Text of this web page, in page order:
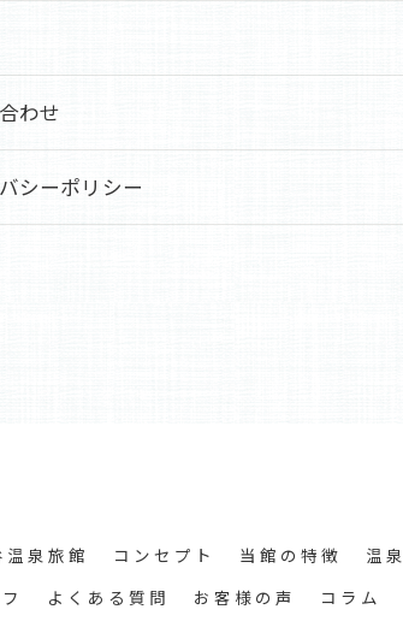
わせ
シーポリシー
泉旅館 コンセプト 当館の特徴 温泉
よくある質問 お客様の声 コラム